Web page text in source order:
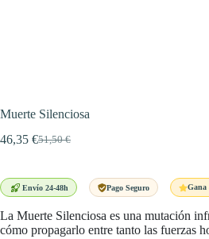
Muerte Silenciosa
51,50€
El
era:
46,35 €El
es:
Envío 24-48h Pago Seguro Gana
La Muerte Silenciosa es una mutación
cómo propagarlo entre tanto las fuerzas